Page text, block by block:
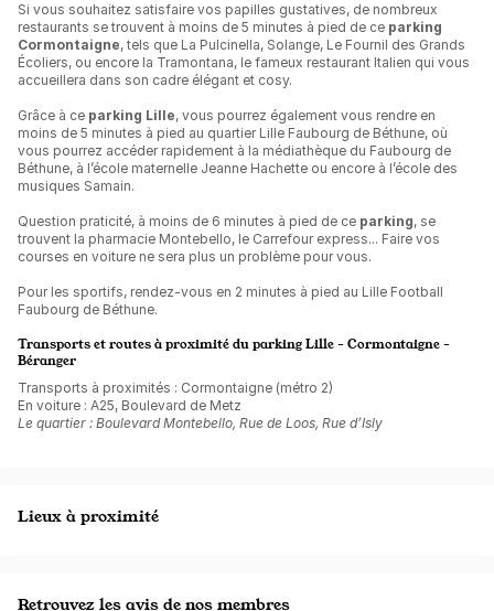
Si vous souhaitez satisfaire vos papilles gustatives, de nombreux
restaurants se trouvent à moins de 5 minutes à pied de ce parking
Cormontaigne, tels que La Pulcinella, Solange, Le Fournil des Grands
Écoliers, ou encore la Tramontana, le fameux restaurant Italien qui vous
accueillera dans son cadre élégant et cosy.
Grâce à ce parking Lille, vous pourrez également vous rendre en
moins de 5 minutes à pied au quartier Lille Faubourg de Béthune, où
vous pourrez accéder rapidement à la médiathèque du Faubourg de
Béthune, à l’école maternelle Jeanne Hachette ou encore à l’école des
musiques Samain.
Question praticité, à moins de 6 minutes à pied de ce parking, se
trouvent la pharmacie Montebello, le Carrefour express... Faire vos
courses en voiture ne sera plus un problème pour vous.
Pour les sportifs, rendez-vous en 2 minutes à pied au Lille Football
Faubourg de Béthune.
Transports et routes à proximité du parking Lille - Cormontaigne -
Béranger
Transports à proximités : Cormontaigne (métro 2)
En voiture : A25, Boulevard de Metz
Le quartier : Boulevard Montebello, Rue de Loos, Rue d’Isly
Lieux à proximité
Retrouvez les avis de nos membres